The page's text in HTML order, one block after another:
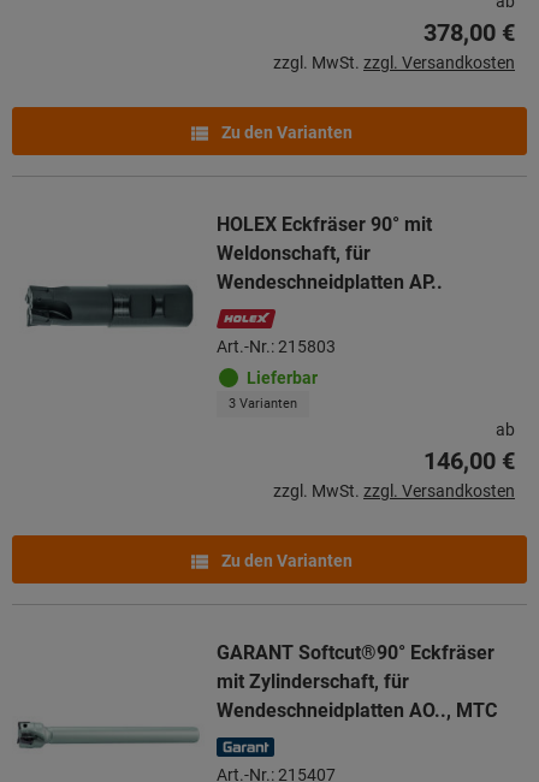
378,00 €
zzgl. MwSt. zzgl. Versandkosten
Zu den Varianten
HOLEX Eckfräser 90° mit
Weldonschaft, für
Wendeschneidplatten AP..
Art.-Nr.: 215803
Lieferbar
3 Varianten
ab
146,00 €
zzgl. MwSt. zzgl. Versandkosten
Zu den Varianten
GARANT Softcut®90° Eckfräser
mit Zylinderschaft, für
Wendeschneidplatten AO.., MTC
Art.-Nr.: 215407